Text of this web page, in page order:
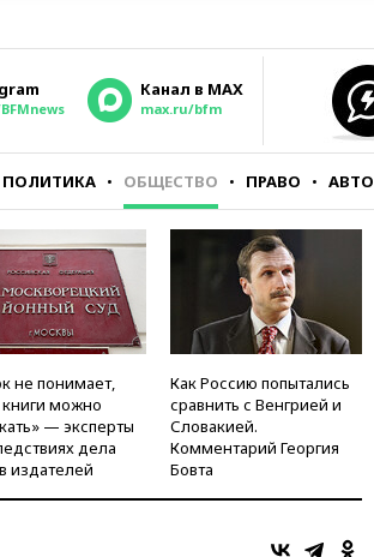
Канал в MAX
max.ru/bfm
ПОЛИТИКА ОБЩЕСТВО ПРАВО АВТО
не понимает,
книги можно
— эксперты
дела
издателей
Как Россию попытались
сравнить с Венгрией и
Словакией.
Комментарий Георгия
Бовта